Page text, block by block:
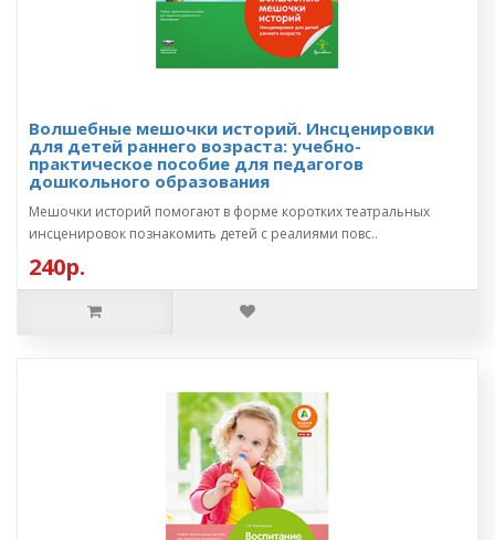
Волшебные мешочки историй. Инсценировки
для детей раннего возраста: учебно-
практическое пособие для педагогов
дошкольного образования
Мешочки историй помогают в форме коротких театральных
инсценировок познакомить детей с реалиями повс..
240р.